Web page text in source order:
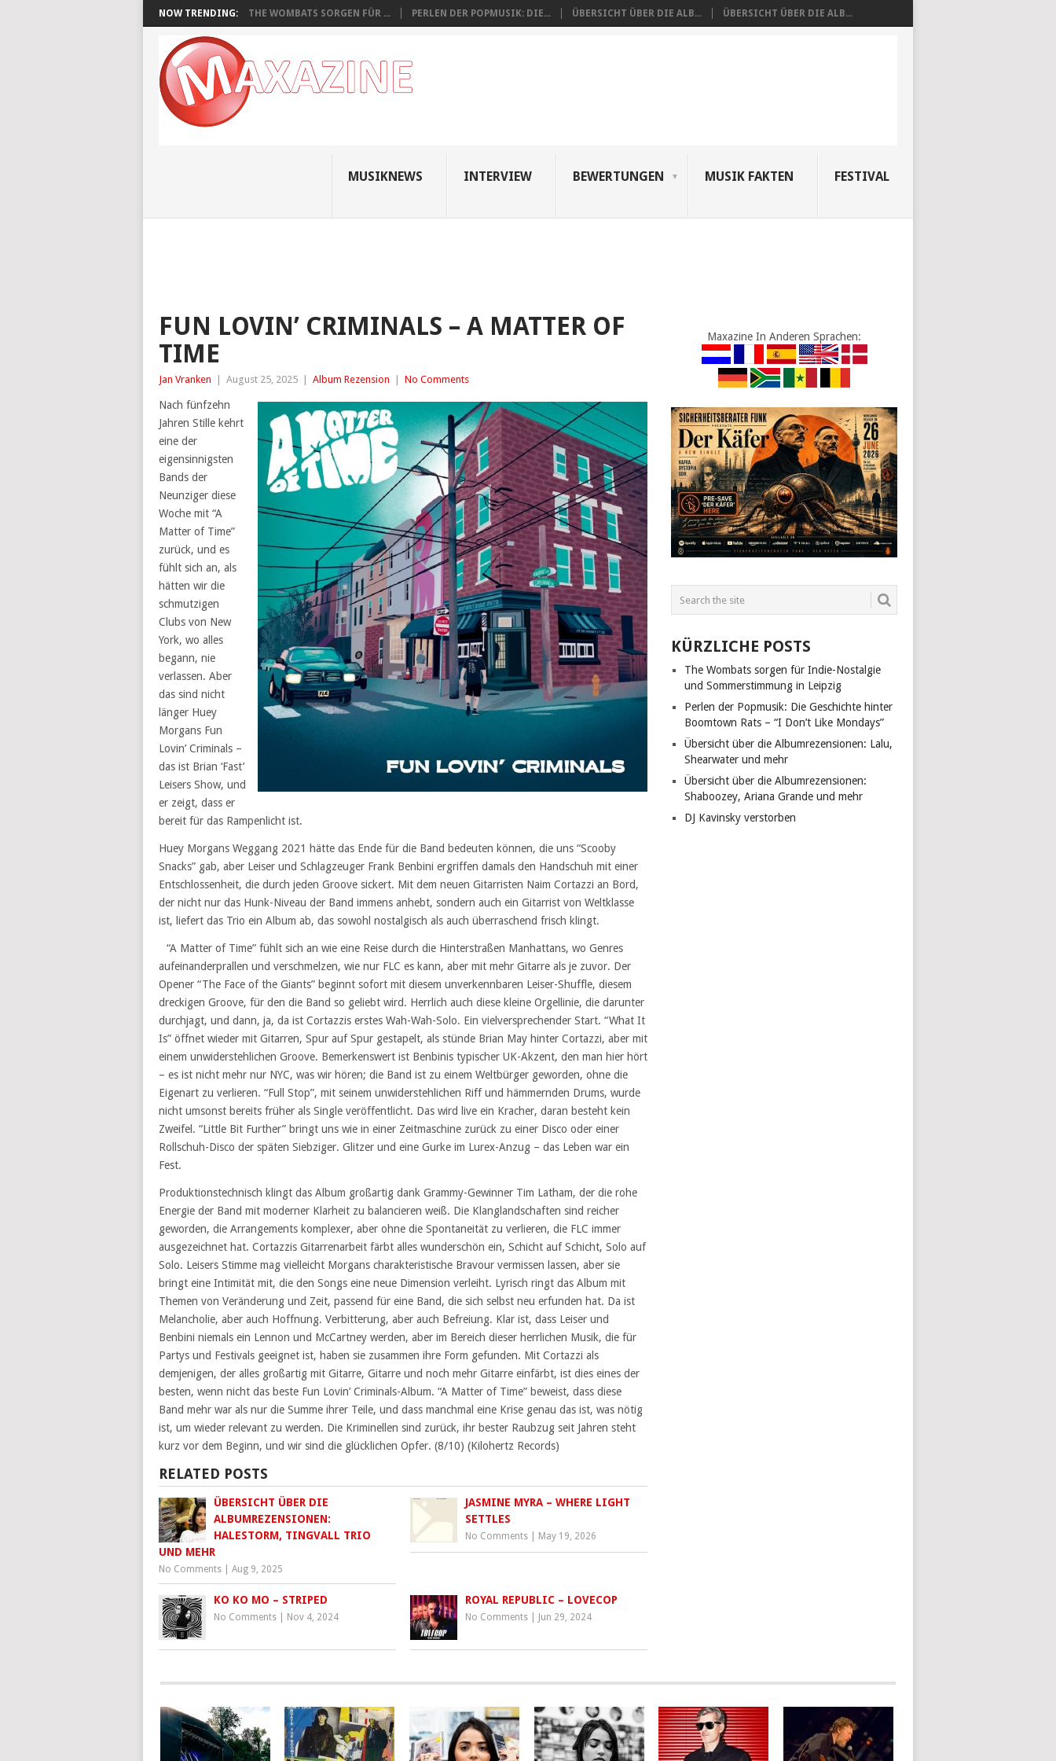
NOW TRENDING: THE WOMBATS SORGEN FÜR ... PERLEN DER POPMUSIK: DIE... ÜBERSICHT ÜBER DIE ALB... ÜBERSICHT ÜBER DIE ALB...
MUSIKNEWS INTERVIEW BEWERTUNGEN MUSIK FAKTEN FESTIVAL
FUN LOVIN’ CRIMINALS – A MATTER OF
TIME
Jan Vranken August 25, 2025 Album Rezension No Comments
Nach fünfzehn
Jahren Stille kehrt
eine der
eigensinnigsten
Bands der
Neunziger diese
Woche mit “A
Matter of Time”
zurück, und es
fühlt sich an, als
hätten wir die
schmutzigen
Clubs von New
York, wo alles
begann, nie
verlassen. Aber
das sind nicht
länger Huey
Morgans Fun
Lovin’ Criminals –
das ist Brian ‘Fast’
Leisers Show, und
er zeigt, dass er
bereit für das Rampenlicht ist.
Huey Morgans Weggang 2021 hätte das Ende für die Band bedeuten können, die uns “Scooby
Snacks” gab, aber Leiser und Schlagzeuger Frank Benbini ergriffen damals den Handschuh mit einer
Entschlossenheit, die durch jeden Groove sickert. Mit dem neuen Gitarristen Naim Cortazzi an Bord,
der nicht nur das Hunk-Niveau der Band immens anhebt, sondern auch ein Gitarrist von Weltklasse
ist, liefert das Trio ein Album ab, das sowohl nostalgisch als auch überraschend frisch klingt.
“A Matter of Time” fühlt sich an wie eine Reise durch die Hinterstraßen Manhattans, wo Genres
aufeinanderprallen und verschmelzen, wie nur FLC es kann, aber mit mehr Gitarre als je zuvor. Der
Opener “The Face of the Giants” beginnt sofort mit diesem unverkennbaren Leiser-Shuffle, diesem
dreckigen Groove, für den die Band so geliebt wird. Herrlich auch diese kleine Orgellinie, die darunter
durchjagt, und dann, ja, da ist Cortazzis erstes Wah-Wah-Solo. Ein vielversprechender Start. “What It
Is” öffnet wieder mit Gitarren, Spur auf Spur gestapelt, als stünde Brian May hinter Cortazzi, aber mit
einem unwiderstehlichen Groove. Bemerkenswert ist Benbinis typischer UK-Akzent, den man hier hört
– es ist nicht mehr nur NYC, was wir hören; die Band ist zu einem Weltbürger geworden, ohne die
Eigenart zu verlieren. “Full Stop”, mit seinem unwiderstehlichen Riff und hämmernden Drums, wurde
nicht umsonst bereits früher als Single veröffentlicht. Das wird live ein Kracher, daran besteht kein
Zweifel. “Little Bit Further” bringt uns wie in einer Zeitmaschine zurück zu einer Disco oder einer
Rollschuh-Disco der späten Siebziger. Glitzer und eine Gurke im Lurex-Anzug – das Leben war ein
Fest.
Produktionstechnisch klingt das Album großartig dank Grammy-Gewinner Tim Latham, der die rohe
Energie der Band mit moderner Klarheit zu balancieren weiß. Die Klanglandschaften sind reicher
geworden, die Arrangements komplexer, aber ohne die Spontaneität zu verlieren, die FLC immer
ausgezeichnet hat. Cortazzis Gitarrenarbeit färbt alles wunderschön ein, Schicht auf Schicht, Solo auf
Solo. Leisers Stimme mag vielleicht Morgans charakteristische Bravour vermissen lassen, aber sie
bringt eine Intimität mit, die den Songs eine neue Dimension verleiht. Lyrisch ringt das Album mit
Themen von Veränderung und Zeit, passend für eine Band, die sich selbst neu erfunden hat. Da ist
Melancholie, aber auch Hoffnung. Verbitterung, aber auch Befreiung. Klar ist, dass Leiser und
Benbini niemals ein Lennon und McCartney werden, aber im Bereich dieser herrlichen Musik, die für
Partys und Festivals geeignet ist, haben sie zusammen ihre Form gefunden. Mit Cortazzi als
demjenigen, der alles großartig mit Gitarre, Gitarre und noch mehr Gitarre einfärbt, ist dies eines der
besten, wenn nicht das beste Fun Lovin’ Criminals-Album. “A Matter of Time” beweist, dass diese
Band mehr war als nur die Summe ihrer Teile, und dass manchmal eine Krise genau das ist, was nötig
ist, um wieder relevant zu werden. Die Kriminellen sind zurück, ihr bester Raubzug seit Jahren steht
kurz vor dem Beginn, und wir sind die glücklichen Opfer. (8/10) (Kilohertz Records)
RELATED POSTS
ÜBERSICHT ÜBER DIE
ALBUMREZENSIONEN:
HALESTORM, TINGVALL TRIO
UND MEHR
No Comments Aug 9, 2025
JASMINE MYRA – WHERE LIGHT
SETTLES
No Comments May 19, 2026
KO KO MO – STRIPED
No Comments Nov 4, 2024
ROYAL REPUBLIC – LOVECOP
No Comments Jun 29, 2024
Maxazine In Anderen Sprachen:
KÜRZLICHE POSTS
The Wombats sorgen für Indie-Nostalgie
und Sommerstimmung in Leipzig
Perlen der Popmusik: Die Geschichte hinter
Boomtown Rats – “I Don’t Like Mondays”
Übersicht über die Albumrezensionen: Lalu,
Shearwater und mehr
Übersicht über die Albumrezensionen:
Shaboozey, Ariana Grande und mehr
DJ Kavinsky verstorben